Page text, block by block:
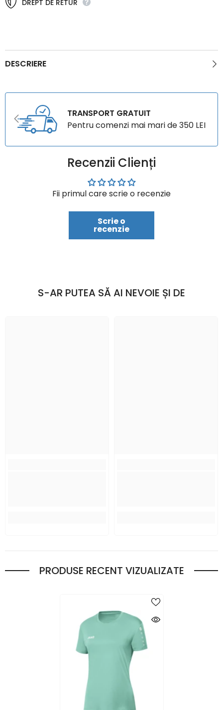
DREPT DE RETUR
DESCRIERE
TRANSPORT GRATUIT
Pentru comenzi mai mari de 350 LEI
Recenzii Clienți
Fii primul care scrie o recenzie
Scrie o
recenzie
S-AR PUTEA SĂ AI NEVOIE ȘI DE
PRODUSE RECENT VIZUALIZATE